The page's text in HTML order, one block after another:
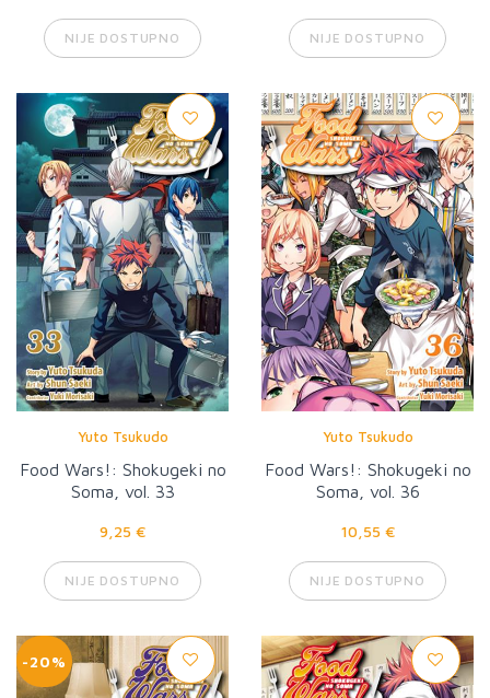
NIJE DOSTUPNO NIJE DOSTUPNO
Yuto Tsukudo
Food Wars!: Shokugeki no
Soma, vol. 33
9,25 €
NIJE DOSTUPNO
Yuto Tsukudo
Food Wars!: Shokugeki no
Soma, vol. 36
10,55 €
NIJE DOSTUPNO
-20%